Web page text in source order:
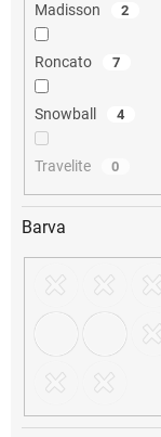
Madisson 2
Roncato 7
Snowball 4
Travelite 0
Barva